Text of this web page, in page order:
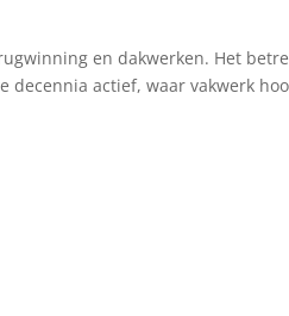
en dakwerken. Het
decennia actief, waar vakwerk